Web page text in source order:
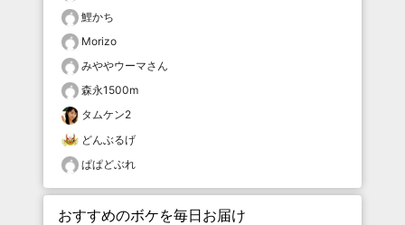
鯉かち
Morizo
みややウーマさん
森永1500m
タムケン2
どんぶるげ
ぱぱどぶれ
おすすめのボケを毎日お届け